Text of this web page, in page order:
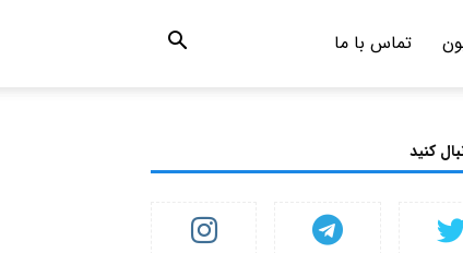
تماس با ما
کنید